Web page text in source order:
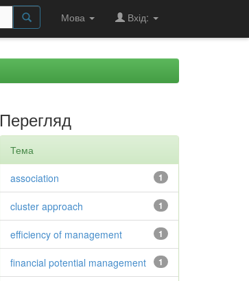
Мова Вхід:
Перегляд
Тема
1
association
1
cluster approach
1
efficiency of management
1
financial potential management